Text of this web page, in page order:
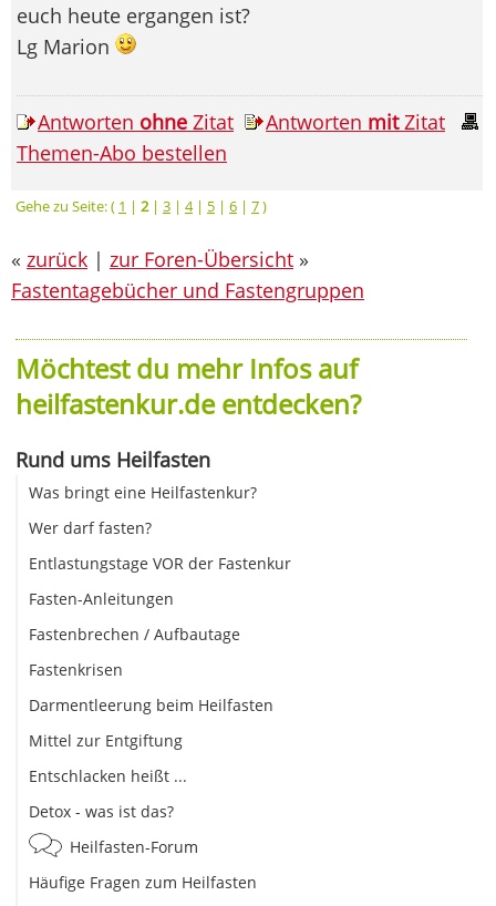
euch heute ergangen ist?
Lg Marion
Antworten ohne Zitat Antworten mitZitat
Themen-Abo bestellen
Gehe zu Seite: ( 1 | 2| 3 | 4| 5 | 6 | 7)
« zurück | zur Foren-Übersicht »
Fastentagebücher und Fastengruppen
Möchtest du mehr Infos auf
heilfastenkur.de entdecken?
Rund ums Heilfasten
Was bringt eine Heilfastenkur?
Wer darf fasten?
Entlastungstage VOR der Fastenkur
Fasten-Anleitungen
Fastenbrechen / Aufbautage
Fastenkrisen
Darmentleerung beim Heilfasten
Mittel zur Entgiftung
Entschlacken heißt ...
Detox - was ist das?
Heilfasten-Forum
Häufige Fragen zum Heilfasten